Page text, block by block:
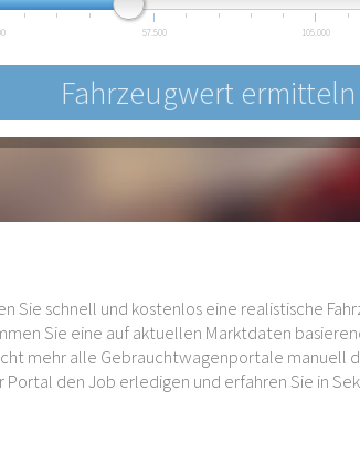
57.500 105.000
Sie schnell und kostenlos eine realistische
Sie eine auf aktuellen Marktdaten
mehr alle Gebrauchtwagenportale manuell
Portal den Job erledigen und erfahren Sie in